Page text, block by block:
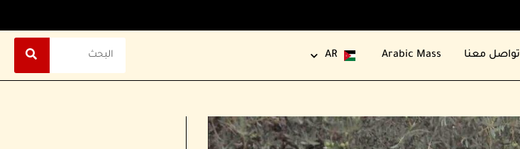
تواصل معنا Arabic Mass
AR